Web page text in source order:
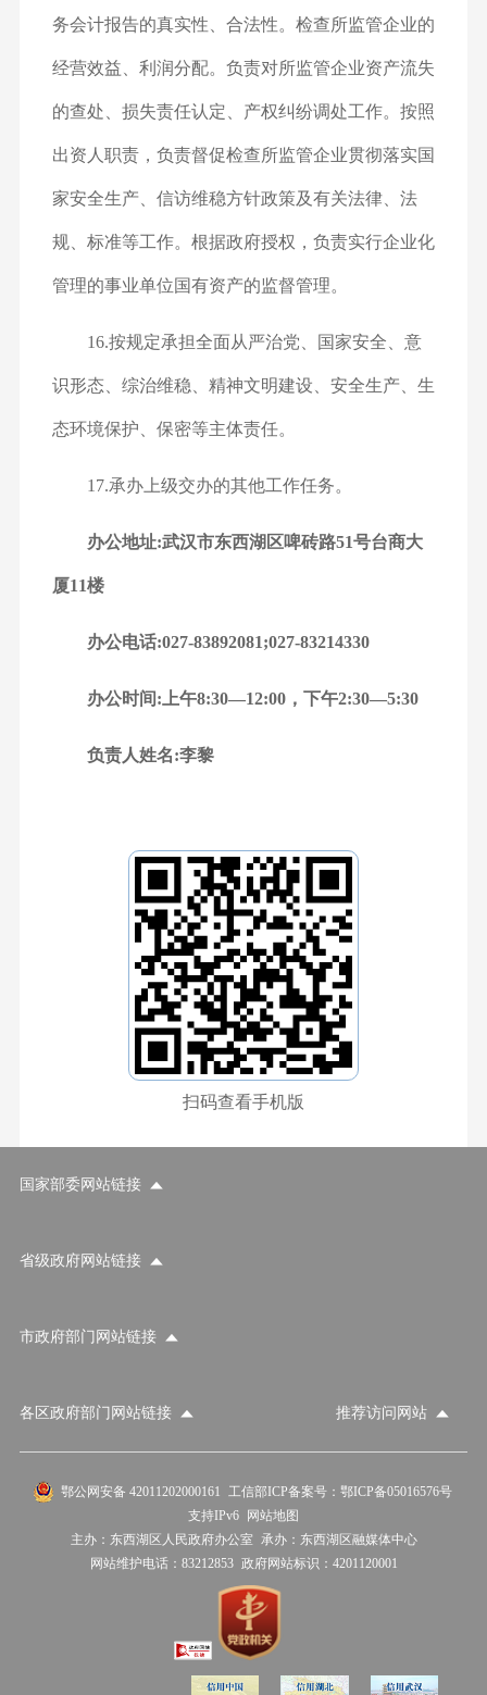
务会计报告的真实性、合法性。检查所监管企业的
经营效益、利润分配。负责对所监管企业资产流失
的查处、损失责任认定、产权纠纷调处工作。按照
出资人职责，负责督促检查所监管企业贯彻落实国
家安全生产、信访维稳方针政策及有关法律、法
规、标准等工作。根据政府授权，负责实行企业化
管理的事业单位国有资产的监督管理。
16.按规定承担全面从严治党、国家安全、意
识形态、综治维稳、精神文明建设、安全生产、生
态环境保护、保密等主体责任。
17.承办上级交办的其他工作任务。
办公地址:武汉市东西湖区啤砖路51号台商大
厦11楼
办公电话:027-83892081;027-83214330
办公时间:上午8:30—12:00，下午2:30—5:30
负责人姓名:李黎
扫码查看手机版
国家部委网站链接
省级政府网站链接
市政府部门网站链接
各区政府部门网站链接 推荐访问网站
国家部委网站 省级政府网站
各区政府部门网站 推荐访问网站
教育部
民政部 财政部 人力资源和社会保障部
鄂公网安备 42011202000161 工信部ICP备案号：鄂ICP备05016576号
支持IPv6
网站地图
主办：东西湖区人民政府办公室 承办：东西湖区融媒体中心
网站维护电话：83212853 政府网站标识：4201120001